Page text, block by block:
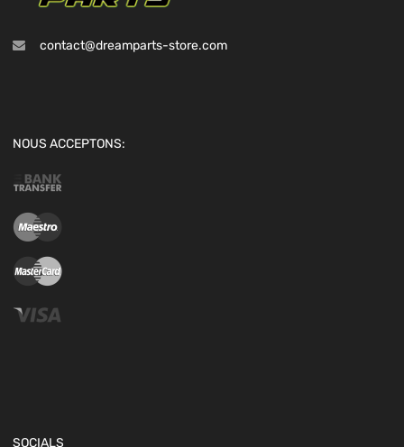
contact@dreamparts-store.com
NOUS ACCEPTONS:
SOCIALS